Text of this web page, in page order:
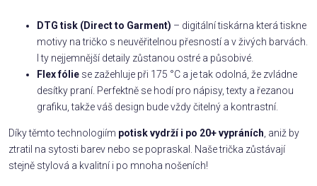
DTG tisk (Direct to Garment) – digitální tiskárna která tiskne
motivy na tričko s neuvěřitelnou přesností a v živých barvách.
I ty nejjemnější detaily zůstanou ostré a působivé.
Flex fólie se zažehluje při 175 °C a je tak odolná, že zvládne
desítky praní. Perfektně se hodí pro nápisy, texty a řezanou
grafiku, takže váš design bude vždy čitelný a kontrastní.
Díky těmto technologiím potisk vydrží i po 20+ vypráních , aniž by
ztratil na sytosti barev nebo se popraskal. Naše trička zůstávají
stejně stylová a kvalitní i po mnoha nošeních!